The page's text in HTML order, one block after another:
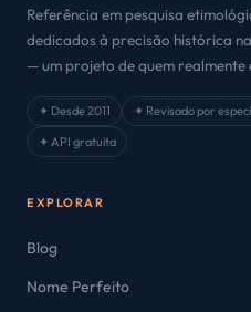
Referência em pesquisa
dedicados à precisão histórica
— um projeto de quem realmente
✦ Desde 2011 ✦ Revisado por
✦ API gratuita
EXPLORAR
Blog
Nome Perfeito